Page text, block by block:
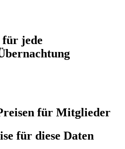
für jede
für Mitglieder
für diese Daten